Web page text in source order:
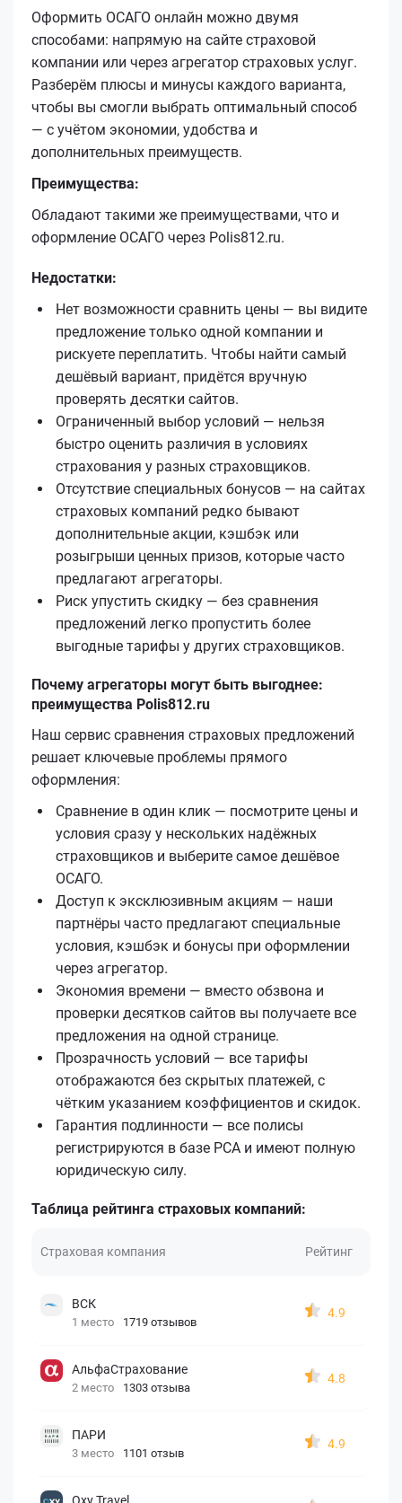
Оформить ОСАГО онлайн можно двумя
способами: напрямую на сайте страховой
компании или через агрегатор страховых услуг.
Разберём плюсы и минусы каждого варианта,
чтобы вы смогли выбрать оптимальный способ
— с учётом экономии, удобства и
дополнительных преимуществ.
Преимущества:
Обладают такими же преимуществами, что и
оформление ОСАГО через Polis812.ru.
Недостатки:
Нет возможности сравнить цены — вы видите
предложение только одной компании и
рискуете переплатить. Чтобы найти самый
дешёвый вариант, придётся вручную
проверять десятки сайтов.
Ограниченный выбор условий — нельзя
быстро оценить различия в условиях
страхования у разных страховщиков.
Отсутствие специальных бонусов — на сайтах
страховых компаний редко бывают
дополнительные акции, кэшбэк или
розыгрыши ценных призов, которые часто
предлагают агрегаторы.
Риск упустить скидку — без сравнения
предложений легко пропустить более
выгодные тарифы у других страховщиков.
Почему агрегаторы могут быть выгоднее:
преимущества Polis812.ru
Наш сервис сравнения страховых предложений
решает ключевые проблемы прямого
оформления:
Сравнение в один клик — посмотрите цены и
условия сразу у нескольких надёжных
страховщиков и выберите самое дешёвое
ОСАГО.
Доступ к эксклюзивным акциям — наши
партнёры часто предлагают специальные
условия, кэшбэк и бонусы при оформлении
через агрегатор.
Экономия времени — вместо обзвона и
проверки десятков сайтов вы получаете все
предложения на одной странице.
Прозрачность условий — все тарифы
отображаются без скрытых платежей, с
чётким указанием коэффициентов и скидок.
Гарантия подлинности — все полисы
регистрируются в базе РСА и имеют полную
юридическую силу.
Таблица рейтинга страховых компаний:
Страховая компания Рейтинг
ВСК
1 место 1719 отзывов
4.9
АльфаСтрахование
2 место 1303 отзыва
4.8
ПАРИ
3 место 1101 отзыв
4.9
Oxy Travel